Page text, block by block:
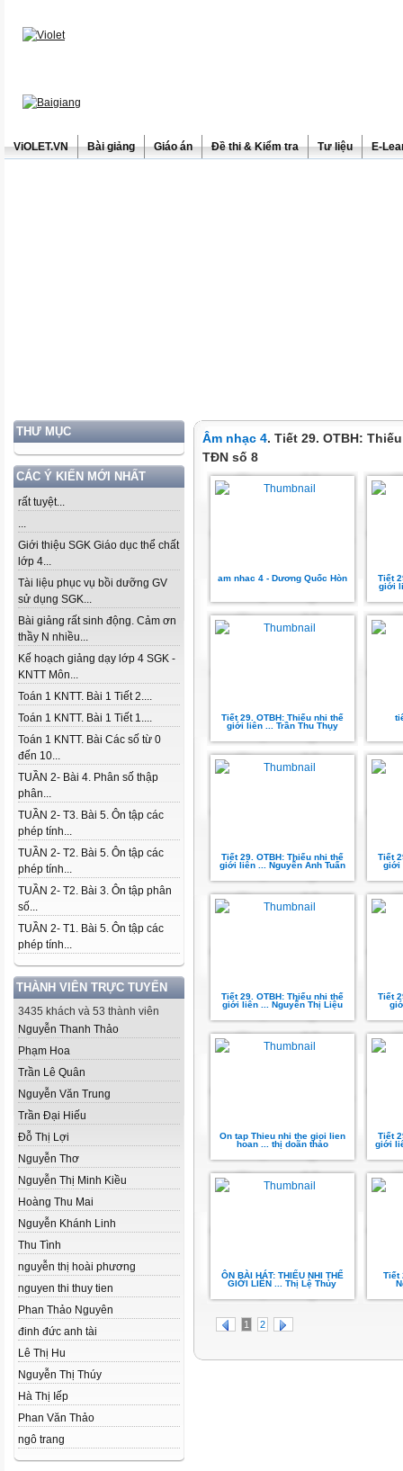
ViOLET.VN Bài giảng Giáo án Đề thi & Kiểm tra Tư liệu E-
THƯ MỤC
CÁC Ý KIẾN MỚI NHẤT
rất tuyệt...
...
Giới thiệu SGK Giáo dục thể chất
lớp 4...
Tài liệu phục vụ bồi dưỡng GV
sử dụng SGK...
Bài giảng rất sinh động. Cảm ơn
thầy N nhiều...
Kế hoạch giảng dạy lớp 4 SGK -
KNTT Môn...
Toán 1 KNTT. Bài 1 Tiết 2....
Toán 1 KNTT. Bài 1 Tiết 1....
Toán 1 KNTT. Bài Các số từ 0
đến 10...
TUẦN 2- Bài 4. Phân số thập
phân...
TUẦN 2- T3. Bài 5. Ôn tập các
phép tính...
TUẦN 2- T2. Bài 5. Ôn tập các
phép tính...
TUẦN 2- T2. Bài 3. Ôn tập phân
số...
TUẦN 2- T1. Bài 5. Ôn tập các
phép tính...
THÀNH VIÊN TRỰC TUYẾN
3435 khách và 53 thành viên
Nguyễn Thanh Thảo
Phạm Hoa
Trần Lê Quân
Nguyễn Văn Trung
Trần Đại Hiếu
Đỗ Thị Lợi
Nguyễn Thơ
Nguyễn Thị Minh Kiều
Hoàng Thu Mai
Nguyễn Khánh Linh
Thu Tình
nguyễn thị hoài phương
nguyen thi thuy tien
Phan Thảo Nguyên
đinh đức anh tài
Lê Thị Hu
Nguyễn Thị Thúy
Hà Thị Iếp
Phan Văn Thảo
ngô trang
Âm nhạc 4. Tiết 29. OTBH:
TĐN số 8
am nhac 4 - Dương Quốc Hòn
Tiết
giới
Tiết 29. OTBH: Thiếu nhi thế
giới liên ... Trần Thu Thụy
Tiết 29. OTBH: Thiếu nhi thế
giới liên ... Nguyễn Anh Tuấn
Tiết
giới
Tiết 29. OTBH: Thiếu nhi thế
giới liên ... Nguyễn Thị Liệu
Tiết
On tap Thieu nhi the gioi lien
hoan ... thị doãn thảo
Tiết
giới
ÔN BÀI HÁT: THIẾU NHI THỂ
GIỚI LIÊN ... Thị Lệ Thủy
Tiết
1 2